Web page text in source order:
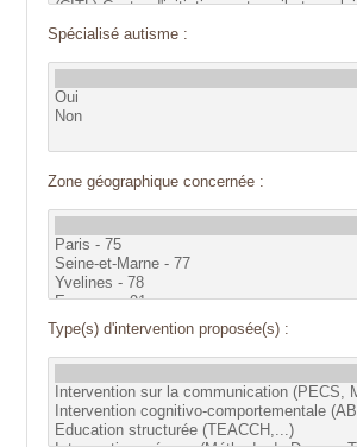
Spécialisé autisme :
Zone géographique concernée :
Type(s) d'intervention proposée(s) :